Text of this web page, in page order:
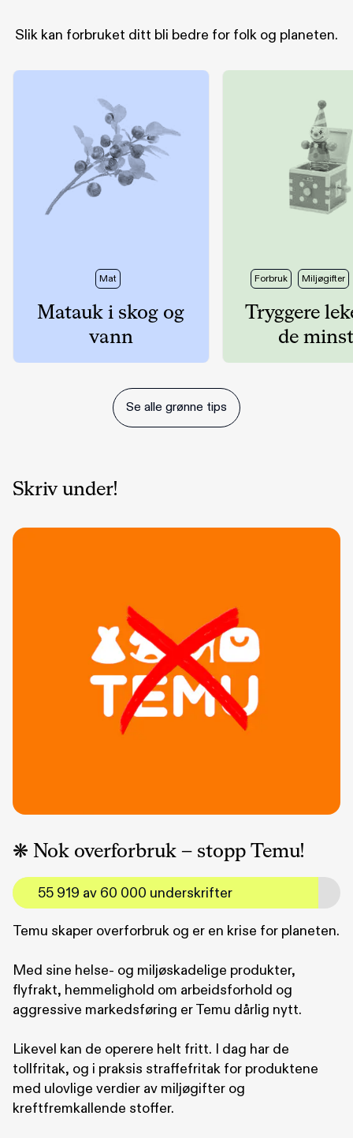
Slik kan forbruket ditt bli bedre for folk og planeten.
Mat
Matauk i skog og
vann
Forbruk Miljøgifter
Tryggere
de
Se alle grønne tips
Skriv under!
❋ Nok overforbruk – stopp Temu!
55 919 av 60 000 underskrifter
Temu skaper overforbruk og er en krise for planeten.
Med sine helse- og miljøskadelige produkter,
flyfrakt, hemmelighold om arbeidsforhold og
aggressive markedsføring er Temu dårlig nytt.
Likevel kan de operere helt fritt. I dag har de
tollfritak, og i praksis straffefritak for produktene
med ulovlige verdier av miljøgifter og
kreftfremkallende stoffer.